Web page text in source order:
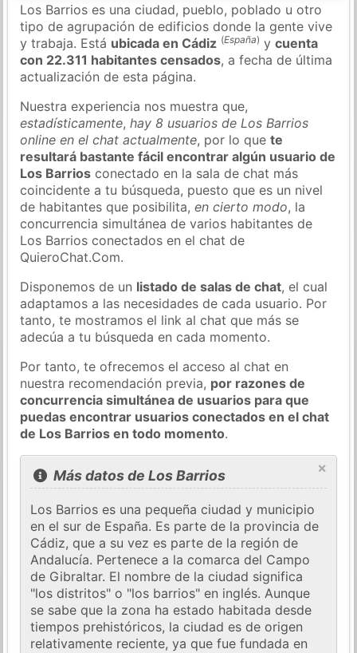
Los Barrios es una ciudad, pueblo, poblado u otro
tipo de agrupación de edificios donde la gente vive
y trabaja. Está ubicada en Cádiz (España) ycuenta
con 22.311 habitantes censados, a fecha de última
actualización de esta página.
Nuestra experiencia nos muestra que,
estadísticamente,hay 8 usuarios de Los Barrios
online en el chat actualmente, por lo quete
resultará bastante fácil encontrar algún usuario de
Los Barrios conectado en la sala de chat más
coincidente a tu búsqueda, puesto que es un nivel
de habitantes que posibilita,en cierto modo, la
concurrencia simultánea de varios habitantes de
Los Barrios conectados en el chat de
QuieroChat.Com.
Disponemos de un listado de salas de chat, el cual
adaptamos a las necesidades de cada usuario. Por
tanto, te mostramos el link al chat que más se
adecúa a tu búsqueda en cada momento.
Por tanto, te ofrecemos el acceso al chat en
nuestra recomendación previa, por razones de
concurrencia simultánea de usuarios para que
puedas encontrar usuarios conectados en el chat
de Los Barrios en todo momento.
×
Más datos de Los Barrios
Los Barrios es una pequeña ciudad y municipio
en el sur de España. Es parte de la provincia de
Cádiz, que a su vez es parte de la región de
Andalucía. Pertenece a la comarca del Campo
de Gibraltar. El nombre de la ciudad significa
"los distritos" o "los barrios" en inglés. Aunque
se sabe que la zona ha estado habitada desde
tiempos prehistóricos, la ciudad es de origen
relativamente reciente, ya que fue fundada en